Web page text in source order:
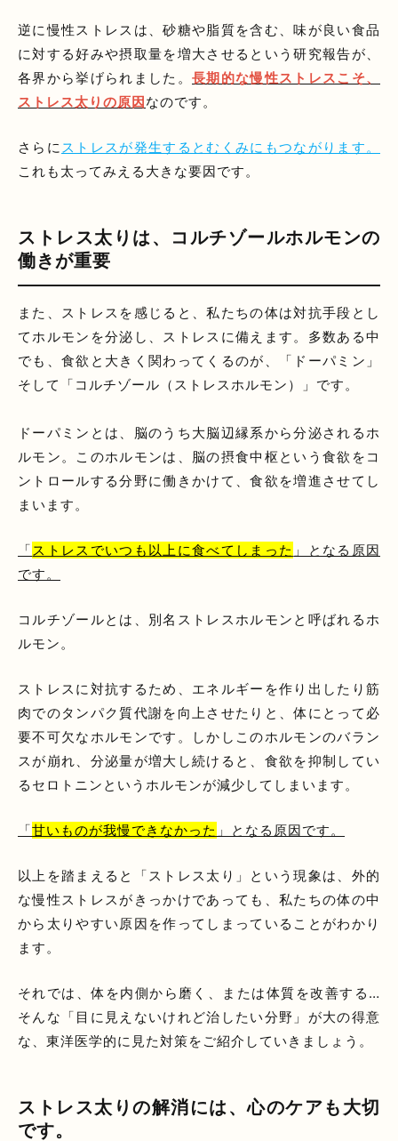
逆に慢性ストレスは、砂糖や脂質を含む、味が良い食品
に対する好みや摂取量を増大させるという研究報告が、
各界から挙げられました。 長期的な慢性ストレスこそ、
ストレス太りの原因 なのです。
さらにストレスが発生するとむくみにもつながります。
これも太ってみえる大きな要因です。
ストレス太りは、コルチゾールホルモンの
働きが重要
また、ストレスを感じると、私たちの体は対抗手段とし
てホルモンを分泌し、ストレスに備えます。多数ある中
でも、食欲と大きく関わってくるのが、「ドーパミン」
そして「コルチゾール（ストレスホルモン）」です。
ドーパミンとは、脳のうち大脳辺縁系から分泌されるホ
ルモン。このホルモンは、脳の摂食中枢という食欲をコ
ントロールする分野に働きかけて、食欲を増進させてし
まいます。
「ストレスでいつも以上に食べてしまった 」となる原因
です。
コルチゾールとは、別名ストレスホルモンと呼ばれるホ
ルモン。
ストレスに対抗するため、エネルギーを作り出したり筋
肉でのタンパク質代謝を向上させたりと、体にとって必
要不可欠なホルモンです。しかしこのホルモンのバラン
スが崩れ、分泌量が増大し続けると、食欲を抑制してい
るセロトニンというホルモンが減少してしまいます。
「甘いものが我慢できなかった 」となる原因です。
以上を踏まえると「ストレス太り」という現象は、外的
な慢性ストレスがきっかけであっても、私たちの体の中
から太りやすい原因を作ってしまっていることがわかり
ます。
それでは、体を内側から磨く、または体質を改善する…
そんな「目に見えないけれど治したい分野」が大の得意
な、東洋医学的に見た対策をご紹介していきましょう。
ストレス太りの解消には、心のケアも大切
です。